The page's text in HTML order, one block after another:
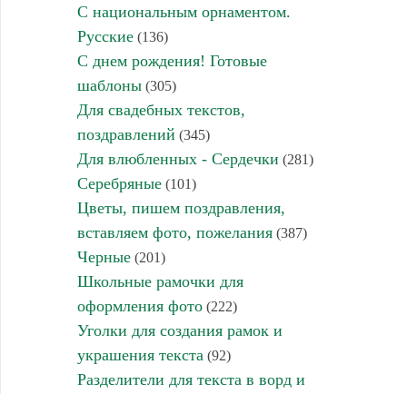
С национальным орнаментом.
Русские(136)
С днем рождения! Готовые
шаблоны(305)
Для свадебных текстов,
поздравлений (345)
Для влюбленных - Сердечки (281)
Серебряные(101)
Цветы, пишем поздравления,
вставляем фото, пожелания(387)
Черные(201)
Школьные рамочки для
оформления фото(222)
Уголки для создания рамок и
украшения текста (92)
Разделители для текста в ворд и